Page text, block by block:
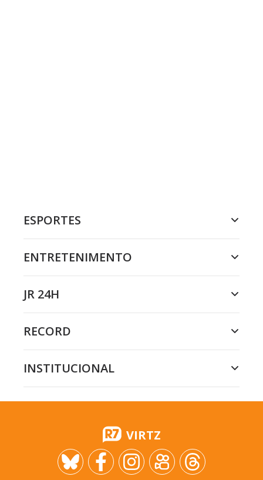
ESPORTES
ENTRETENIMENTO
JR 24H
RECORD
INSTITUCIONAL
VIRTZ